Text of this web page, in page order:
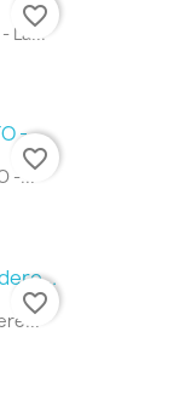
La...
favorite_border
-...
favorite_border
favorite_border